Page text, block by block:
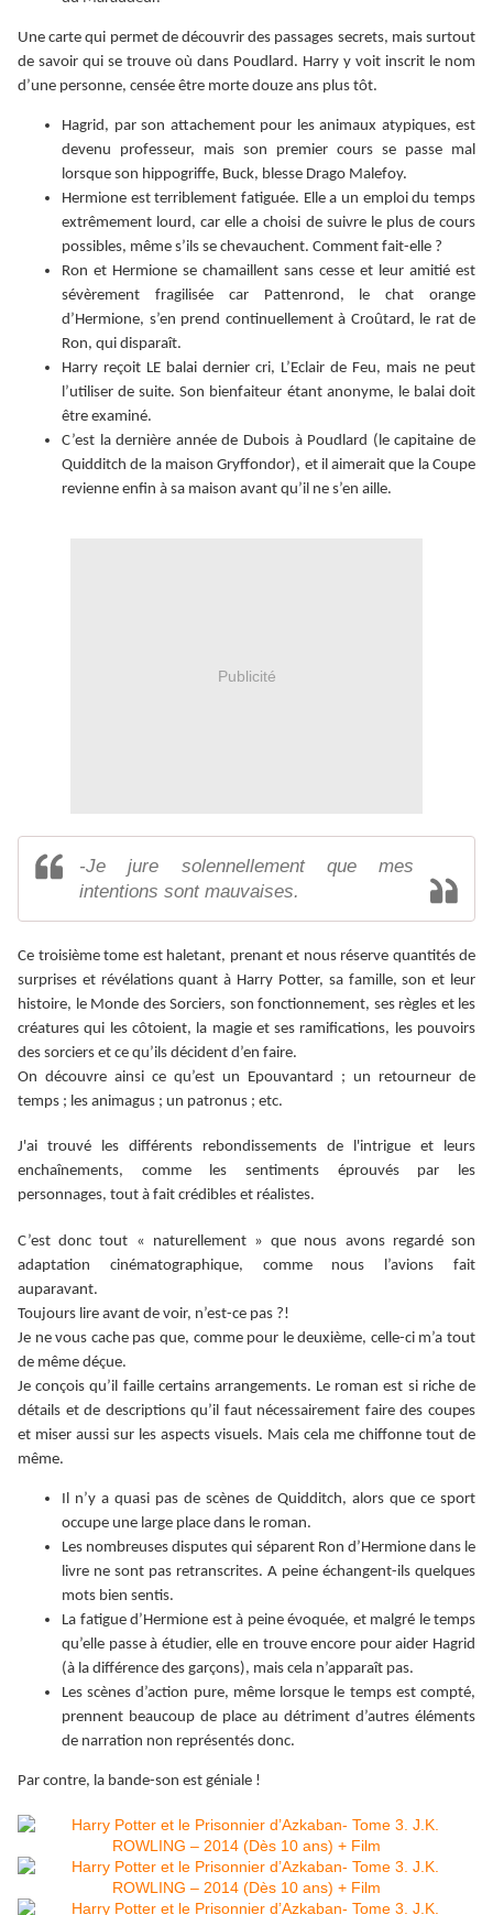
Une carte qui permet de découvrir des passages secrets, mais surtout
de savoir qui se trouve où dans Poudlard. Harry y voit inscrit le nom
d’une personne, censée être morte douze ans plus tôt.
Hagrid, par son attachement pour les animaux atypiques, est
devenu professeur, mais son premier cours se passe mal
lorsque son hippogriffe, Buck, blesse Drago Malefoy.
Hermione est terriblement fatiguée. Elle a un emploi du temps
extrêmement lourd, car elle a choisi de suivre le plus de cours
possibles, même s’ils se chevauchent. Comment fait-elle ?
Ron et Hermione se chamaillent sans cesse et leur amitié est
sévèrement fragilisée car Pattenrond, le chat orange
d’Hermione, s’en prend continuellement à Croûtard, le rat de
Ron, qui disparaît.
Harry reçoit LE balai dernier cri, L’Eclair de Feu, mais ne peut
l’utiliser de suite. Son bienfaiteur étant anonyme, le balai doit
être examiné.
C’est la dernière année de Dubois à Poudlard (le capitaine de
Quidditch de la maison Gryffondor), et il aimerait que la Coupe
revienne enfin à sa maison avant qu’il ne s’en aille.
Publicité
-Je jure solennellement que mes
intentions sont mauvaises.
Ce troisième tome est haletant, prenant et nous réserve quantités de
surprises et révélations quant à Harry Potter, sa famille, son et leur
histoire, le Monde des Sorciers, son fonctionnement, ses règles et les
créatures qui les côtoient, la magie et ses ramifications, les pouvoirs
des sorciers et ce qu’ils décident d’en faire.
On découvre ainsi ce qu’est un Epouvantard ; un retourneur de
temps ; les animagus ; un patronus ; etc.
J'ai trouvé les différents rebondissements de l'intrigue et leurs
enchaînements, comme les sentiments éprouvés par les
personnages, tout à fait crédibles et réalistes.
C’est donc tout « naturellement » que nous avons regardé son
adaptation cinématographique, comme nous l’avions fait
auparavant.
Toujours lire avant de voir, n’est-ce pas ?!
Je ne vous cache pas que, comme pour le deuxième, celle-ci m’a tout
de même déçue.
Je conçois qu’il faille certains arrangements. Le roman est si riche de
détails et de descriptions qu’il faut nécessairement faire des coupes
et miser aussi sur les aspects visuels. Mais cela me chiffonne tout de
même.
Il n’y a quasi pas de scènes de Quidditch, alors que ce sport
occupe une large place dans le roman.
Les nombreuses disputes qui séparent Ron d’Hermione dans le
livre ne sont pas retranscrites. A peine échangent-ils quelques
mots bien sentis.
La fatigue d’Hermione est à peine évoquée, et malgré le temps
qu’elle passe à étudier, elle en trouve encore pour aider Hagrid
(à la différence des garçons), mais cela n’apparaît pas.
Les scènes d’action pure, même lorsque le temps est compté,
prennent beaucoup de place au détriment d’autres éléments
de narration non représentés donc.
Par contre, la bande-son est géniale !